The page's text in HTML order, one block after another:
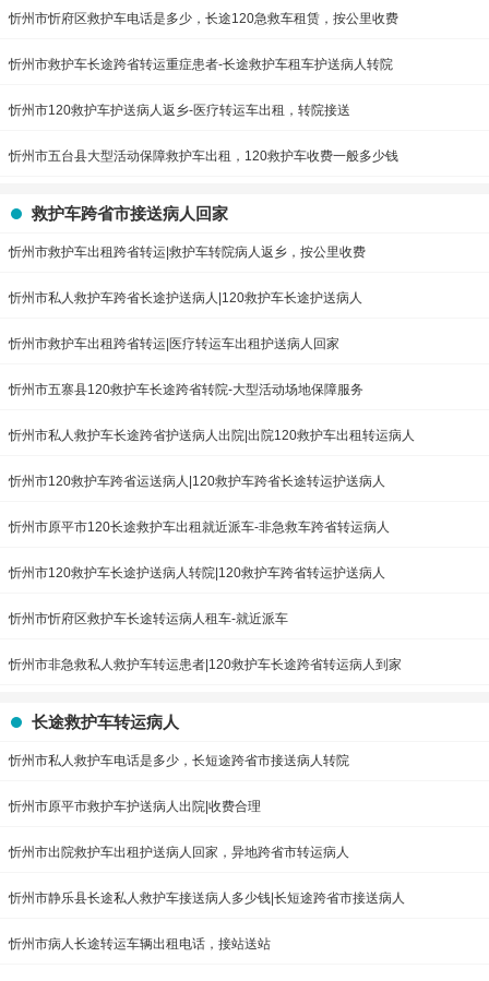
忻州市忻府区救护车电话是多少，长途120急救车租赁，按公里收费
忻州市救护车长途跨省转运重症患者-长途救护车租车护送病人转院
忻州市120救护车护送病人返乡-医疗转运车出租，转院接送
忻州市五台县大型活动保障救护车出租，120救护车收费一般多少钱
救护车跨省市接送病人回家
忻州市救护车出租跨省转运|救护车转院病人返乡，按公里收费
忻州市私人救护车跨省长途护送病人|120救护车长途护送病人
忻州市救护车出租跨省转运|医疗转运车出租护送病人回家
忻州市五寨县120救护车长途跨省转院-大型活动场地保障服务
忻州市私人救护车长途跨省护送病人出院|出院120救护车出租转运病人
忻州市120救护车跨省运送病人|120救护车跨省长途转运护送病人
忻州市原平市120长途救护车出租就近派车-非急救车跨省转运病人
忻州市120救护车长途护送病人转院|120救护车跨省转运护送病人
忻州市忻府区救护车长途转运病人租车-就近派车
忻州市非急救私人救护车转运患者|120救护车长途跨省转运病人到家
长途救护车转运病人
忻州市私人救护车电话是多少，长短途跨省市接送病人转院
忻州市原平市救护车护送病人出院|收费合理
忻州市出院救护车出租护送病人回家，异地跨省市转运病人
忻州市静乐县长途私人救护车接送病人多少钱|长短途跨省市接送病人
忻州市病人长途转运车辆出租电话，接站送站